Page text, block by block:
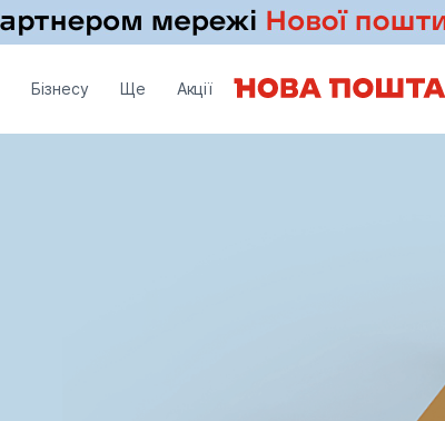
Бізнесу Ще Акції